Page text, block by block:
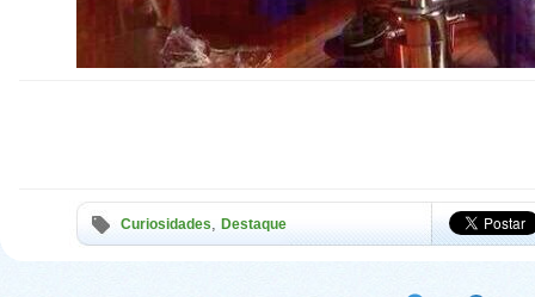
Curiosidades, Destaque